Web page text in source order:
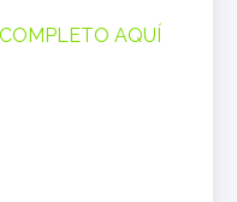
AQUÍ